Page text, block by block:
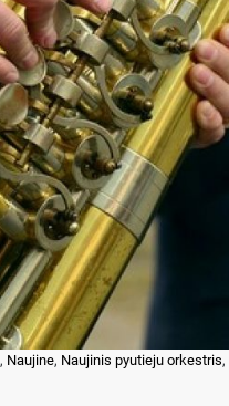
, Naujine, Naujinis pyutieju orkestris,